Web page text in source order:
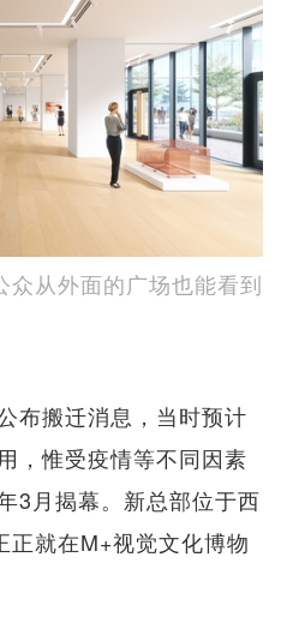
众从外面的广场也能看到
布搬迁消息，当时预计
，惟受疫情等不同因素
3月揭幕。新总部位于西
正就在M+视觉文化博物